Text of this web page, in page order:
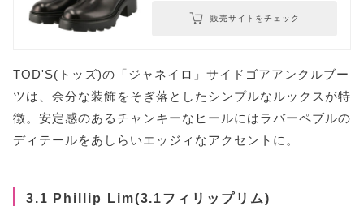
販売サイトをチェック
TOD'S(トッズ)の「ジャネイロ」サイドゴアアンクルブー
ツは、余分な装飾をそぎ落としたシンプルなルックスが特
徴。安定感のあるチャンキーなヒールにはラバーペブルの
ディテールをあしらいエッジィなアクセントに。
3.1 Phillip Lim(3.1フィリップリム)